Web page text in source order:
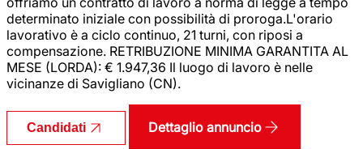
determinato iniziale con possibilità di proroga.L'orario
lavorativo è a ciclo continuo, 21 turni, con riposi a
compensazione. RETRIBUZIONE MINIMA GARANTITA AL
MESE (LORDA): € 1.947,36 Il luogo di lavoro è nelle
vicinanze di Savigliano (CN).
Candidati Dettaglio annuncio